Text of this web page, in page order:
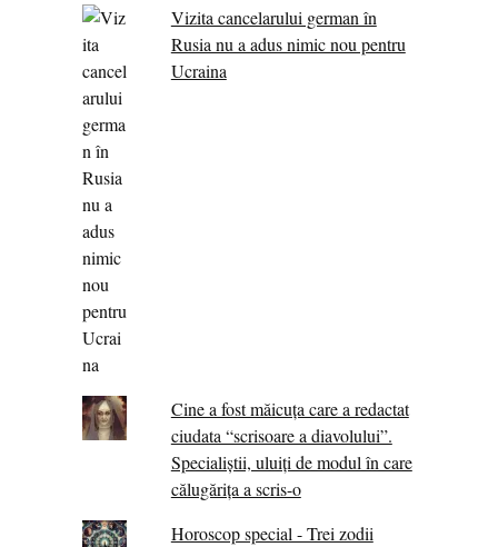
Vizita cancelarului german în
Rusia nu a adus nimic nou pentru
Ucraina
Cine a fost măicuţa care a redactat
ciudata “scrisoare a diavolului”.
Specialiştii, uluiţi de modul în care
călugărița a scris-o
Horoscop special - Trei zodii